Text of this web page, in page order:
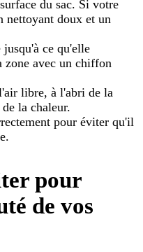
du sac. Si votre
nettoyant doux et un
ce qu'elle
zone avec un chiffon
libre, à l'abri de la
la chaleur.
pour éviter qu'il
pour
de vos